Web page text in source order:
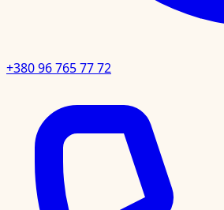
+380 96 765 77 72